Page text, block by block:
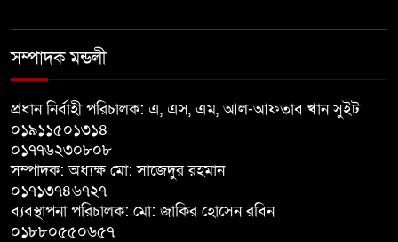
সংকট, দুশ্চিন্তায় আমন চাষিরা!
বড়াইগ্রাম কেন্দ্রীয় প্রেসক্লাবের
সম্পাদক মন্ডলী
প্রধান নির্বাহী পরিচালক: এ, এস, এম, আল-আফতাব খান সুইট
০১৯১১৫০১৩১৪
০১৭৭৬২৩০৮০৮
সম্পাদক: অধ্যক্ষ মো: সাজেদুর রহমান
০১৭১৩৭৪৬৭২৭
ব্যবস্থাপনা পরিচালক: মো: জাকির হোসেন রবিন
০১৮৮০৫৫০৬৫৭